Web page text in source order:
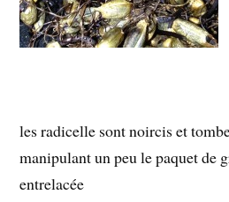
les radicelle sont noircis et
manipulant un peu le paquet de
entrelacée